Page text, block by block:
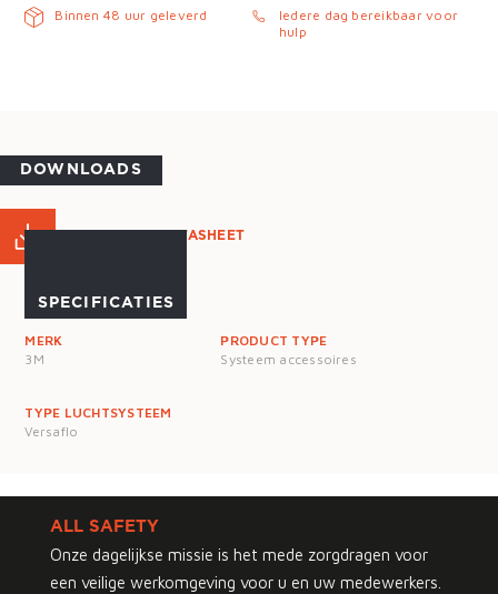
Binnen 48 uur geleverd
Iedere dag bereikbaar voor
hulp
DOWNLOADS
PRODUCT DATASHEET
SPECIFICATIES
MERK
3M
PRODUCT TYPE
Systeem accessoires
TYPE LUCHTSYSTEEM
Versaflo
ALL SAFETY
Onze dagelijkse missie is het mede zorgdragen voor
een veilige werkomgeving voor u en uw medewerkers.